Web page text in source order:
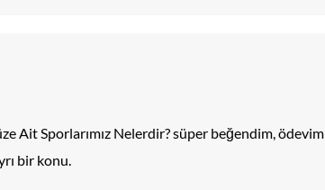
Ait Sporlarımız Nelerdir? süper beğendim, ödevim
bir konu.